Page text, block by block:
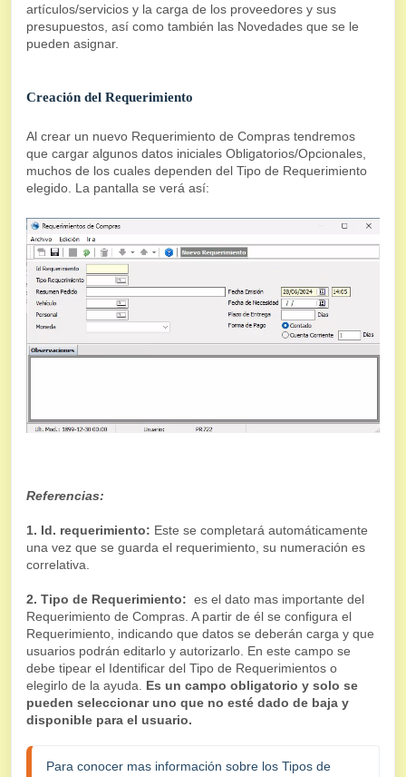
artículos/servicios y la carga de los proveedores y sus
presupuestos, así como también las Novedades que se le
pueden asignar.
Creación del Requerimiento
Al crear un nuevo Requerimiento de Compras tendremos
que cargar algunos datos iniciales Obligatorios/Opcionales,
muchos de los cuales dependen del Tipo de Requerimiento
elegido. La pantalla se verá así:
Referencias:
1. Id. requerimiento: Este se completará automáticamente
una vez que se guarda el requerimiento, su numeración es
correlativa.
2. Tipo de Requerimiento: es el dato mas importante del
Requerimiento de Compras. A partir de él se configura el
Requerimiento, indicando que datos se deberán carga y que
usuarios podrán editarlo y autorizarlo. En este campo se
debe tipear el Identificar del Tipo de Requerimientos o
elegirlo de la ayuda. Es un campo obligatorio y solo se
pueden seleccionar uno que no esté dado de baja y
disponible para el usuario.
Para conocer mas información sobre los Tipos de